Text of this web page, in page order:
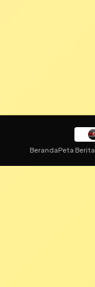
BerandaPeta Berita